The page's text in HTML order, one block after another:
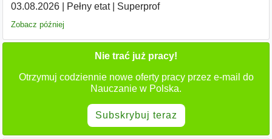
03.08.2026| Pełny etat| Superprof
Zobacz później
Nie trać już pracy!
Otrzymuj codziennie nowe oferty pracy przez e-mail do
Nauczanie w Polska.
Subskrybuj teraz